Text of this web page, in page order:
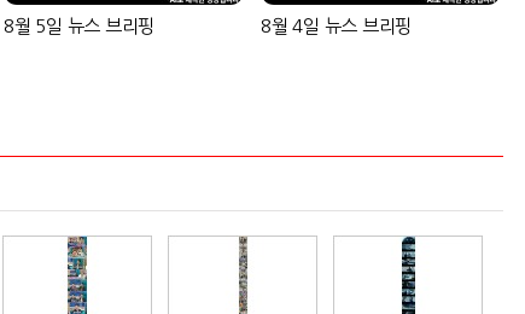
8월 5일 뉴스 브리핑 8월 4일 뉴스 브리핑